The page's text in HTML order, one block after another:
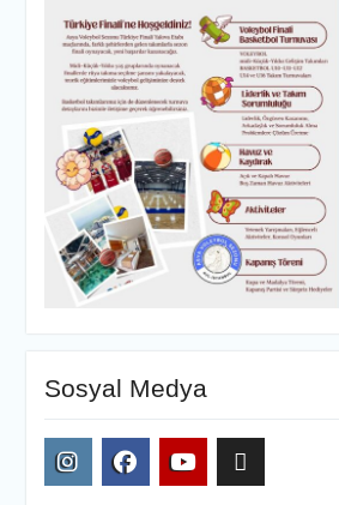
Sosyal Medya